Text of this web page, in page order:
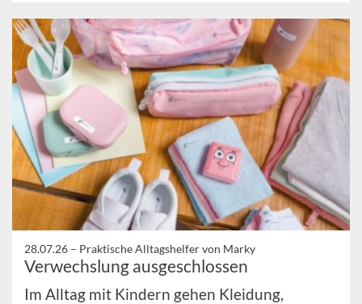
28.07.26 – Praktische Alltagshelfer von Marky
Verwechslung ausgeschlossen
Im Alltag mit Kindern gehen Kleidung,